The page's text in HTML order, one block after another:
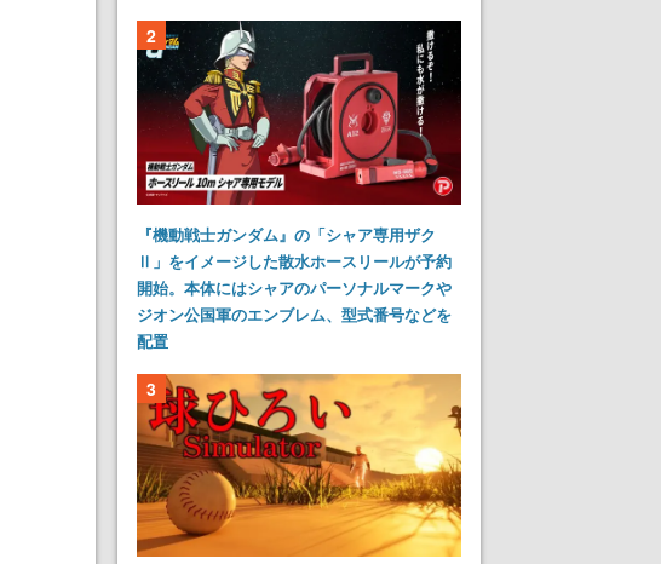
2
『機動戦士ガンダム』の「シャア専用ザク
Ⅱ」をイメージした散水ホースリールが予約
開始。本体にはシャアのパーソナルマークや
ジオン公国軍のエンブレム、型式番号などを
配置
3